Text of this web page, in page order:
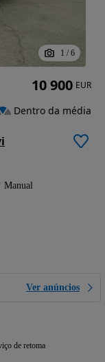
1 / 6
Manual
Ver anúncios
de retoma
10 900 EUR
Dentro da média